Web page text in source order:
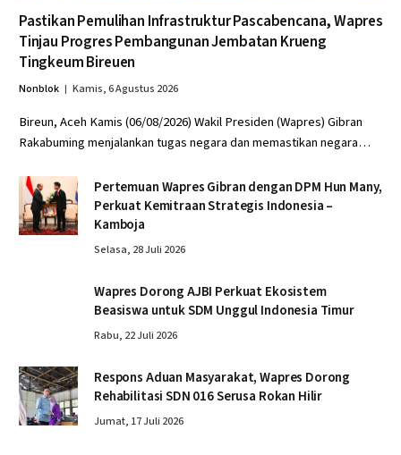
Pastikan Pemulihan Infrastruktur Pascabencana, Wapres
Tinjau Progres Pembangunan Jembatan Krueng
Tingkeum Bireuen
Nonblok Kamis, 6 Agustus 2026
Bireun, Aceh Kamis (06/08/2026) Wakil Presiden (Wapres) Gibran
Rakabuming menjalankan tugas negara dan memastikan negara…
Pertemuan Wapres Gibran dengan DPM Hun Many,
Perkuat Kemitraan Strategis Indonesia –
Kamboja
Selasa, 28 Juli 2026
Wapres Dorong AJBI Perkuat Ekosistem
Beasiswa untuk SDM Unggul Indonesia Timur
Rabu, 22 Juli 2026
Respons Aduan Masyarakat, Wapres Dorong
Rehabilitasi SDN 016 Serusa Rokan Hilir
Jumat, 17 Juli 2026